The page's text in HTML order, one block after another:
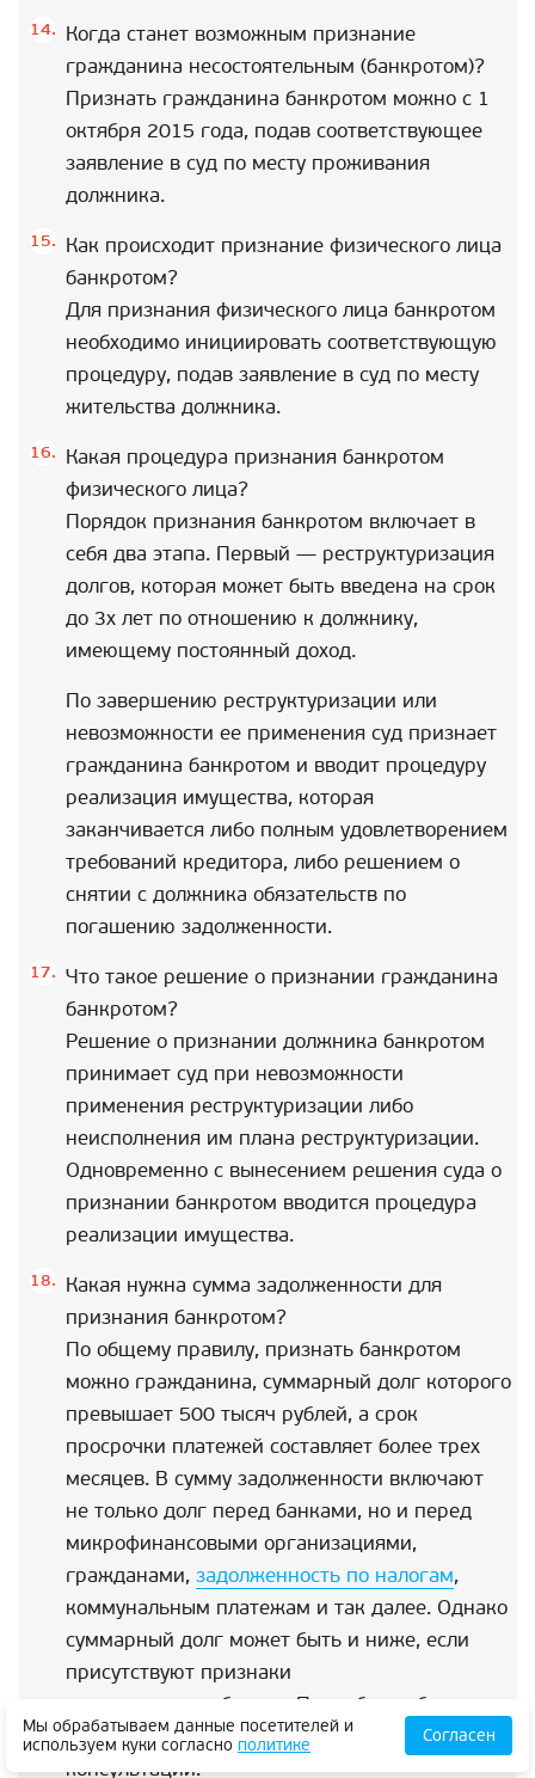
Когда станет возможным признание
гражданина несостоятельным (банкротом)?
Признать гражданина банкротом можно с 1
октября 2015 года, подав соответствующее
заявление в суд по месту проживания
должника.
Как происходит признание физического лица
банкротом?
Для признания физического лица банкротом
необходимо инициировать соответствующую
процедуру, подав заявление в суд по месту
жительства должника.
Какая процедура признания банкротом
физического лица?
Порядок признания банкротом включает в
себя два этапа. Первый — реструктуризация
долгов, которая может быть введена на срок
до 3х лет по отношению к должнику,
имеющему постоянный доход.
По завершению реструктуризации или
невозможности ее применения суд признает
гражданина банкротом и вводит процедуру
реализация имущества, которая
заканчивается либо полным удовлетворением
требований кредитора, либо решением о
снятии с должника обязательств по
погашению задолженности.
Что такое решение о признании гражданина
банкротом?
Решение о признании должника банкротом
принимает суд при невозможности
применения реструктуризации либо
неисполнения им плана реструктуризации.
Одновременно с вынесением решения суда о
признании банкротом вводится процедура
реализации имущества.
Какая нужна сумма задолженности для
признания банкротом?
По общему правилу, признать банкротом
можно гражданина, суммарный долг которого
превышает 500 тысяч рублей, а срок
просрочки платежей составляет более трех
месяцев. В сумму задолженности включают
не только долг перед банками, но и перед
микрофинансовыми организациями,
гражданами, задолженность по налогам,
коммунальным платежам и так далее. Однако
суммарный долг может быть и ниже, если
присутствуют признаки
неплатежеспособности. Подробнее об этом
расскажут наши юристы на бесплатной
консультации.
Мы обрабатываем данные посетителей и
используем куки согласно политике Согласен